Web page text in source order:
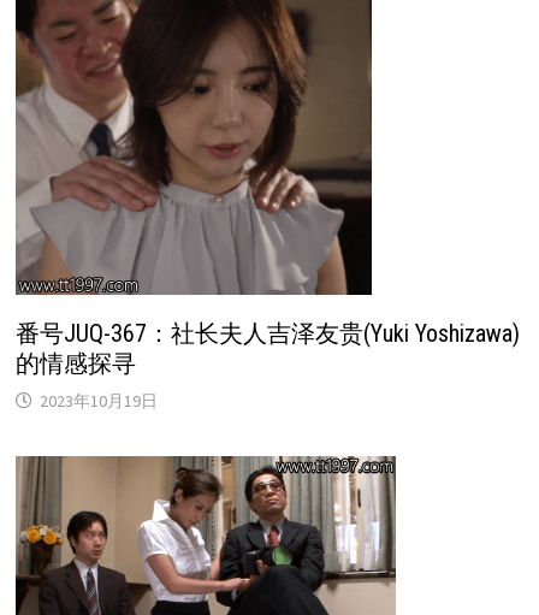
番号JUQ-367：社长夫人吉泽友贵(Yuki Yoshizawa)
的情感探寻
2023年10月19日